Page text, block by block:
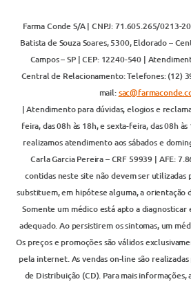
Farma Conde S/A | CNPJ: 71.605.265/0213-
Batista de Souza Soares, 5300, Eldorado –
Campos – SP | CEP: 12240-540 |
Central de Relacionamento: Telefones: (12)
mail:
| Atendimento para dúvidas, elogios e
feira, das 08h às 18h, e sexta-feira, das 08h
realizamos atendimento aos sábados e
Carla Garcia Pereira – CRF 59939 | AFE:
contidas neste site não devem ser utilizadas
substituem, em hipótese alguma, a orientação
Somente um médico está apto a
adequado. Ao persistirem os sintomas, um
Os preços e promoções são válidos
pela internet. As vendas on-line são
de Distribuição (CD). Para mais informações,